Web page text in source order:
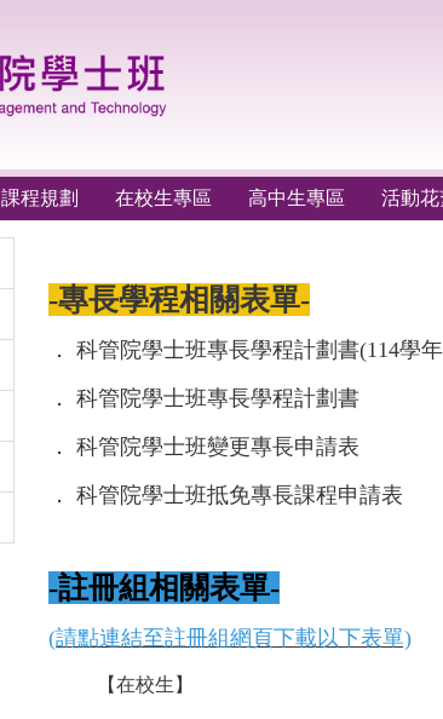
課程規劃 在校生專區 高中生專區 活動花
-專長學程相關表單-
． 科管院學士班專長學程計劃書(114學
． 科管院學士班專長學程計劃書
． 科管院學士班變更專長申請表
． 科管院學士班抵免專長課程申請表
-註冊組相關表單-
(請點連結至註冊組網頁下載以下表單)
【在校生】